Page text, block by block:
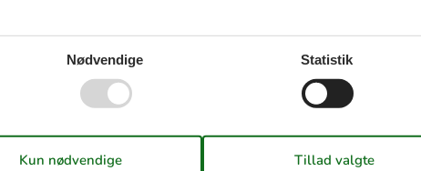
Nødvendige Statistik